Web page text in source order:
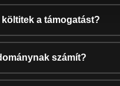
a támogatást?
számít?